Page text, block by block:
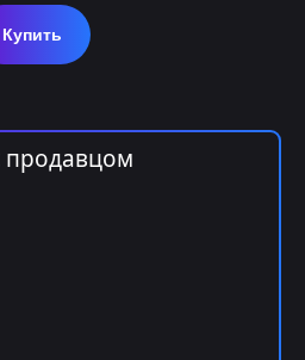
Купить
продавцом